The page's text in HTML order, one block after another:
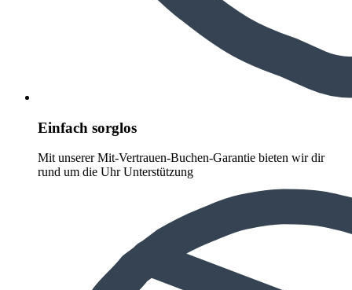
Einfach sorglos
Mit unserer Mit-Vertrauen-Buchen-Garantie bieten wir dir
rund um die Uhr Unterstützung